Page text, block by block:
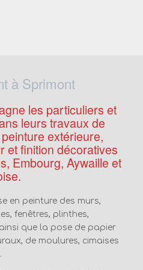
à Sprimont
les particuliers et
leurs travaux de
extérieure,
et finition décoratives
Embourg, Aywaille et
en peinture des murs,
fenêtres, plinthes,
que la pose de papier
de moulures, cimaises